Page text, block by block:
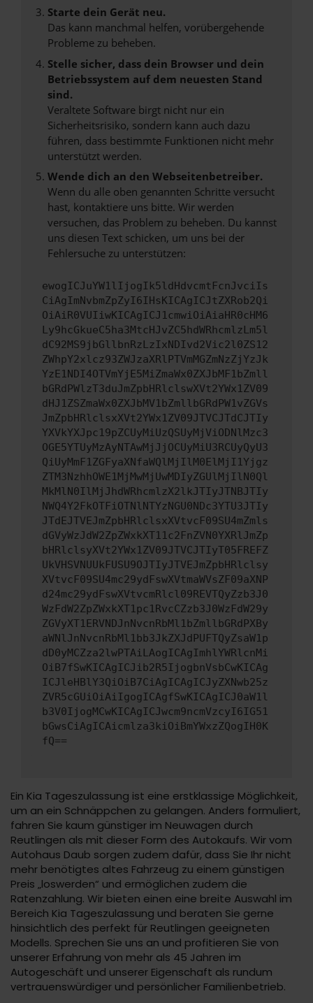
Starte dein Gerät neu.
Das kann manchmal helfen, vorübergehende
Probleme zu beheben.
Stelle sicher, dass dein Browser und dein
Betriebssystem auf dem neuesten Stand
sind.
Veraltete Software birgt nicht nur ein
Sicherheitsrisiko, sondern kann auch dazu
führen, dass bestimmte Funktionen nicht mehr
unterstützt werden.
Wende dich an den Webseitenbetreiber.
Wenn du alle oben genannten Schritte versucht
hast, kontaktiere uns bitte. Wir werden
versuchen, das Problem zu beheben. Du kannst
uns diesen Text schicken, um uns bei der
Fehlersuche zu unterstützen:
ewogICJuYW1lIjogIk5ldHdvcmtFcnJvciIs
CiAgImNvbmZpZyI6IHsKICAgICJtZXRob2Qi
OiAiR0VUIiwKICAgICJ1cmwiOiAiaHR0cHM6
Ly9hcGkueC5ha3MtcHJvZC5hdWRhcmlzLm5l
dC92MS9jbGllbnRzLzIxNDIvd2Vic2l0ZS12
ZWhpY2xlcz93ZWJzaXRlPTVmMGZmNzZjYzJk
YzE1NDI4OTVmYjE5MiZmaWx0ZXJbMF1bZmll
bGRdPWlzT3duJmZpbHRlclswXVt2YWx1ZV09
dHJ1ZSZmaWx0ZXJbMV1bZmllbGRdPW1vZGVs
JmZpbHRlclsxXVt2YWx1ZV09JTVCJTdCJTIy
YXVkYXJpc19pZCUyMiUzQSUyMjViODNlMzc3
OGE5YTUyMzAyNTAwMjJjOCUyMiU3RCUyQyU3
QiUyMmF1ZGFyaXNfaWQlMjIlM0ElMjI1Yjgz
ZTM3NzhhOWE1MjMwMjUwMDIyZGUlMjIlN0Ql
MkMlN0IlMjJhdWRhcmlzX2lkJTIyJTNBJTIy
NWQ4Y2FkOTFiOTNlNTYzNGU0NDc3YTU3JTIy
JTdEJTVEJmZpbHRlclsxXVtvcF09SU4mZmls
dGVyWzJdW2ZpZWxkXT11c2FnZVN0YXRlJmZp
bHRlclsyXVt2YWx1ZV09JTVCJTIyT05FREFZ
UkVHSVNUUkFUSU9OJTIyJTVEJmZpbHRlclsy
XVtvcF09SU4mc29ydFswXVtmaWVsZF09aXNP
d24mc29ydFswXVtvcmRlcl09REVTQyZzb3J0
WzFdW2ZpZWxkXT1pc1RvcCZzb3J0WzFdW29y
ZGVyXT1ERVNDJnNvcnRbMl1bZmllbGRdPXBy
aWNlJnNvcnRbMl1bb3JkZXJdPUFTQyZsaW1p
dD0yMCZza2lwPTAiLAogICAgImhlYWRlcnMi
OiB7fSwKICAgICJib2R5IjogbnVsbCwKICAg
ICJleHBlY3QiOiB7CiAgICAgICJyZXNwb25z
ZVR5cGUiOiAiIgogICAgfSwKICAgICJ0aW1l
b3V0IjogMCwKICAgICJwcm9ncmVzcyI6IG51
bGwsCiAgICAicmlza3kiOiBmYWxzZQogIH0K
fQ==
Ein Kia Tageszulassung ist eine erstklassige Möglichkeit,
um an ein Schnäppchen zu gelangen. Anders formuliert,
fahren Sie kaum günstiger im Neuwagen durch
Reutlingen als mit dieser Form des Autokaufs. Wir vom
Autohaus Daub sorgen zudem dafür, dass Sie Ihr nicht
mehr benötigtes altes Fahrzeug zu einem günstigen
Preis „loswerden“ und ermöglichen zudem die
Ratenzahlung. Wir bieten einen eine breite Auswahl im
Bereich Kia Tageszulassung und beraten Sie gerne
hinsichtlich des perfekt für Reutlingen geeigneten
Modells. Sprechen Sie uns an und profitieren Sie von
unserer Erfahrung von mehr als 45 Jahren im
Autogeschäft und unserer Eigenschaft als rundum
vertrauenswürdiger und persönlicher Familienbetrieb.